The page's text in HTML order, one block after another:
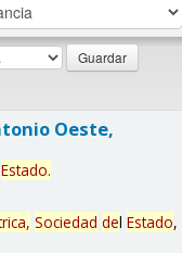
Oeste,
Estado.
Sociedad del Estado,